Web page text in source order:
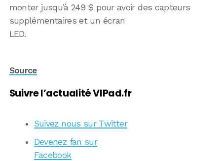
monter jusqu’à 249 $ pour avoir des capteurs
supplémentaires et un écran
LED.
Source
Suivre l’actualité VIPad.fr
Suivez nous sur Twitter
Devenez fan sur
Facebook